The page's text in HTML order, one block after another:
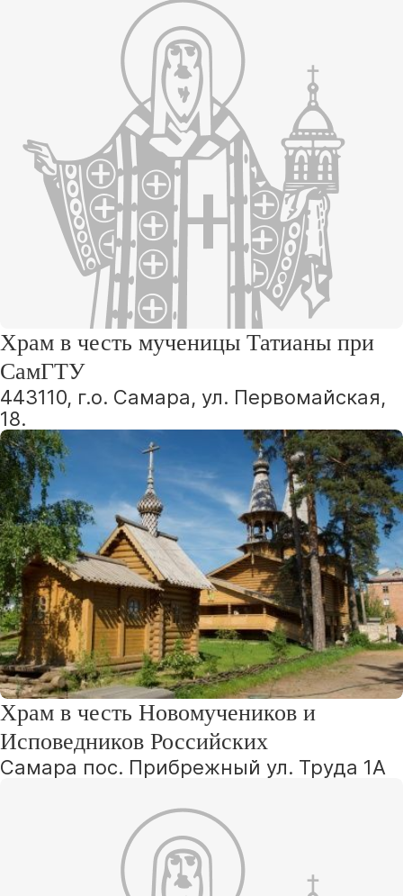
Храм в честь мученицы Татианы при
СамГТУ
443110, г.о. Самара, ул. Первомайская,
18.
Храм в честь Новомучеников и
Исповедников Российских
Самара пос. Прибрежный ул. Труда 1А